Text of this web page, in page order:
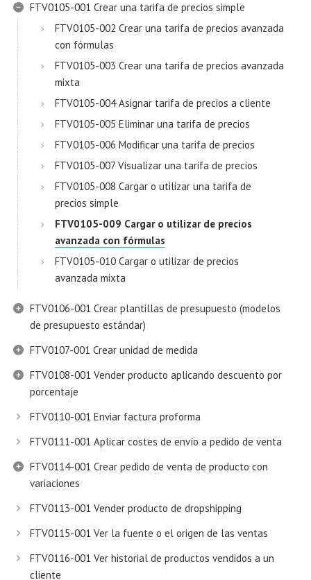
FTV0105-001 Crear una tarifa de precios simple
FTV0105-002 Crear una tarifa de precios avanzada
con fórmulas
FTV0105-003 Crear una tarifa de precios avanzada
mixta
FTV0105-004 Asignar tarifa de precios a cliente
FTV0105-005 Eliminar una tarifa de precios
FTV0105-006 Modificar una tarifa de precios
FTV0105-007 Visualizar una tarifa de precios
FTV0105-008 Cargar o utilizar una tarifa de
precios simple
FTV0105-009 Cargar o utilizar de precios
avanzada con fórmulas
FTV0105-010 Cargar o utilizar de precios
avanzada mixta
FTV0106-001 Crear plantillas de presupuesto (modelos
de presupuesto estándar)
FTV0107-001 Crear unidad de medida
FTV0108-001 Vender producto aplicando descuento por
porcentaje
FTV0110-001 Enviar factura proforma
FTV0111-001 Aplicar costes de envío a pedido de venta
FTV0114-001 Crear pedido de venta de producto con
variaciones
FTV0113-001 Vender producto de dropshipping
FTV0115-001 Ver la fuente o el origen de las ventas
FTV0116-001 Ver historial de productos vendidos a un
cliente